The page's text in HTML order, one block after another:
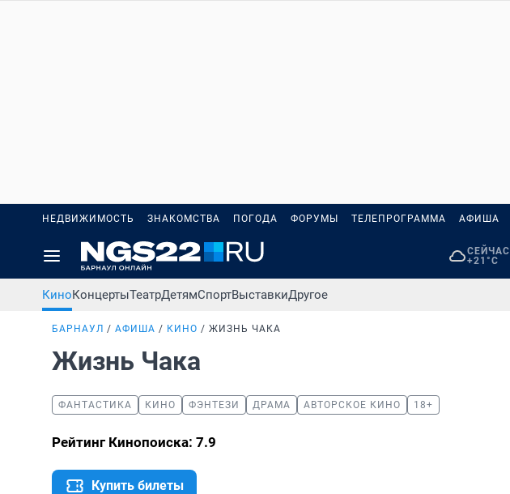
НЕДВИЖИМОСТЬ ЗНАКОМСТВА ПОГОДА ФОРУМЫ ТЕЛЕПРОГРАММА АФИША
СЕЙЧАС
+21°C
КиноКонцертыТеатрДетямСпортВыставкиДругое
БАРНАУЛ АФИША КИНО ЖИЗНЬ ЧАКА
Жизнь Чака
ФАНТАСТИКА КИНО ФЭНТЕЗИ ДРАМА АВТОРСКОЕ КИНО 18+
Рейтинг Кинопоиска: 7.9
Купить билеты